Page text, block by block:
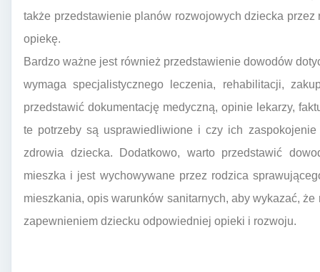
także przedstawienie planów rozwojowych dziecka
opiekę.
Bardzo ważne jest również przedstawienie dowodów
wymaga specjalistycznego leczenia, rehabilitacji,
przedstawić dokumentację medyczną, opinie lekarzy,
te potrzeby są usprawiedliwione i czy ich
zdrowia dziecka. Dodatkowo, warto przedstawić
mieszka i jest wychowywane przez rodzica
mieszkania, opis warunków sanitarnych, aby wykazać,
zapewnieniem dziecku odpowiedniej opieki i rozwoju.